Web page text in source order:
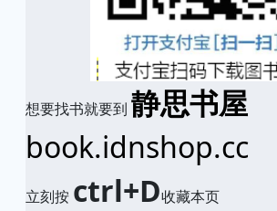
想要找书就要到 静思书屋
book.idnshop.cc
立刻按 ctrl+D收藏本页